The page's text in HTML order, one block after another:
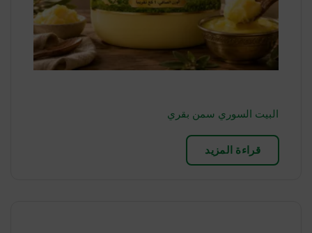
البيت السوري سمن بقري
قراءة المزيد